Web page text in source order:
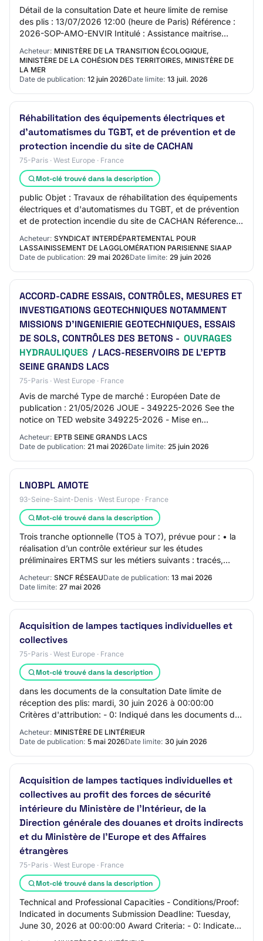
Détail de la consultation Date et heure limite de remise
des plis : 13/07/2026 12:00 (heure de Paris) Référence :
2026-SOP-AMO-ENVIR Intitulé : Assistance maitrise
d'ouvrage pour la coordination et l…
Acheteur: MINISTÈRE DE LA TRANSITION ÉCOLOGIQUE,
MINISTÈRE DE LA COHÉSION DES TERRITOIRES, MINISTÈRE DE
LA MER
Date de publication: 12 juin 2026Date limite: 13 juil. 2026
Réhabilitation des équipements électriques et
d'automatismes du TGBT, et de prévention et de
protection incendie du site de CACHAN
75-Paris · West Europe · France
Mot-clé trouvé dans la description
public Objet : Travaux de réhabilitation des équipements
électriques et d'automatismes du TGBT, et de prévention
et de protection incendie du site de CACHAN Réference
acheteur : 20250510 Type de marc…
Acheteur: SYNDICAT INTERDÉPARTEMENTAL POUR
LASSAINISSEMENT DE LAGGLOMÉRATION PARISIENNE SIAAP
Date de publication: 29 mai 2026Date limite: 29 juin 2026
ACCORD-CADRE ESSAIS, CONTRÔLES, MESURES ET
INVESTIGATIONS GEOTECHNIQUES NOTAMMENT
MISSIONS D'INGENIERIE GEOTECHNIQUES, ESSAIS
DE SOLS, CONTRÔLES DES BETONS - OUVRAGES
HYDRAULIQUES / LACS-RESERVOIRS DE L'EPTB
SEINE GRANDS LACS
75-Paris · West Europe · France
Avis de marché Type de marché : Européen Date de
publication : 21/05/2026 JOUE - 349225-2026 See the
notice on TED website 349225-2026 - Mise en
concurre…
Acheteur: EPTB SEINE GRANDS LACS
Date de publication: 21 mai 2026Date limite: 25 juin 2026
LNOBPL AMOTE
93-Seine-Saint-Denis · West Europe · France
Mot-clé trouvé dans la description
Trois tranche optionnelle (TO5 à TO7), prévue pour : • la
réalisation d’un contrôle extérieur sur les études
préliminaires ERTMS sur les métiers suivants : tracés,
caténaires, énergie électrique, tél…
Acheteur: SNCF RÉSEAUDate de publication: 13 mai 2026
Date limite: 27 mai 2026
Acquisition de lampes tactiques individuelles et
collectives
75-Paris · West Europe · France
Mot-clé trouvé dans la description
dans les documents de la consultation Date limite de
réception des plis: mardi, 30 juin 2026 à 00:00:00
Critères d'attribution: - 0: Indiqué dans les documents de
la consultation Section 5 - Lots Lot…
Acheteur: MINISTÈRE DE LINTÉRIEUR
Date de publication: 5 mai 2026Date limite: 30 juin 2026
Acquisition de lampes tactiques individuelles et
collectives au profit des forces de sécurité
intérieure du Ministère de l’Intérieur, de la
Direction générale des douanes et droits indirects
et du Ministère de l’Europe et des Affaires
étrangères
75-Paris · West Europe · France
Mot-clé trouvé dans la description
Technical and Professional Capacities - Conditions/Proof:
Indicated in documents Submission Deadline: Tuesday,
June 30, 2026 at 00:00:00 Award Criteria: - 0: Indicated
in documents Section 5 - Lots L…